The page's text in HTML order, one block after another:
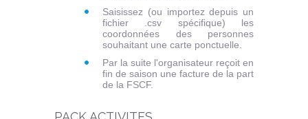
Saisissez (ou importez depuis un
fichier .csv spécifique) les
coordonnées des personnes
souhaitant une carte ponctuelle.
Par la suite l'organisateur reçoit en
fin de saison une facture de la part
de la FSCF.